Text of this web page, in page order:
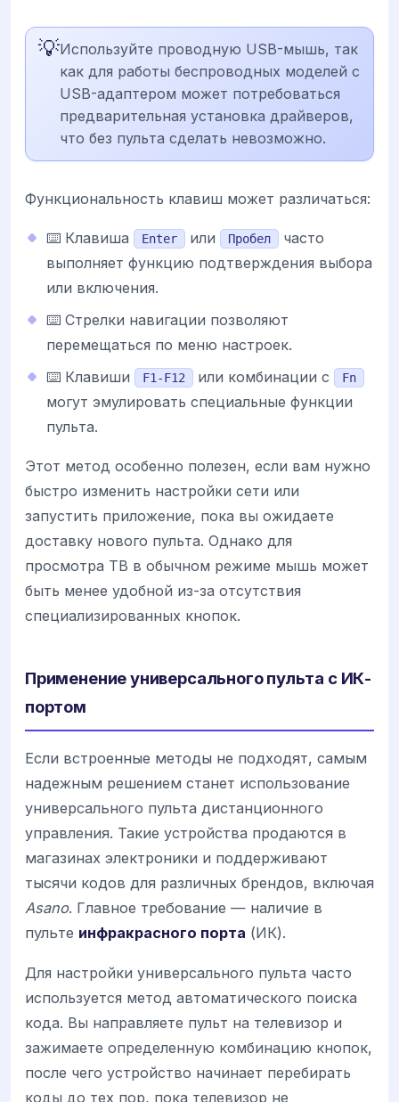
💡Используйте проводную USB-мышь, так
как для работы беспроводных моделей с
USB-адаптером может потребоваться
предварительная установка драйверов,
что без пульта сделать невозможно.
Функциональность клавиш может различаться:
⌨️ Клавиша Enter или Пробел
часто
выполняет функцию подтверждения выбора
или включения.
⌨️ Стрелки навигации позволяют
перемещаться по меню настроек.
⌨️ Клавиши
F1-F12 или комбинации с Fn
могут эмулировать специальные функции
пульта.
Этот метод особенно полезен, если вам нужно
быстро изменить настройки сети или
запустить приложение, пока вы ожидаете
доставку нового пульта. Однако для
просмотра ТВ в обычном режиме мышь может
быть менее удобной из-за отсутствия
специализированных кнопок.
Применение универсального пульта с ИК-
портом
Если встроенные методы не подходят, самым
надежным решением станет использование
универсального пульта дистанционного
управления. Такие устройства продаются в
магазинах электроники и поддерживают
тысячи кодов для различных брендов, включая
Asano. Главное требование — наличие в
пульте инфракрасного порта (ИК).
Для настройки универсального пульта часто
используется метод автоматического поиска
кода. Вы направляете пульт на телевизор и
зажимаете определенную комбинацию кнопок,
после чего устройство начинает перебирать
коды до тех пор, пока телевизор не